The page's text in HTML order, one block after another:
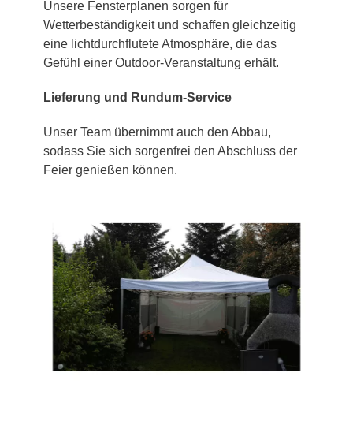
Unsere Fensterplanen sorgen für
Wetterbeständigkeit und schaffen gleichzeitig
eine lichtdurchflutete Atmosphäre, die das
Gefühl einer Outdoor-Veranstaltung erhält.
Lieferung und Rundum-Service
Unser Team übernimmt auch den Abbau,
sodass Sie sich sorgenfrei den Abschluss der
Feier genießen können.